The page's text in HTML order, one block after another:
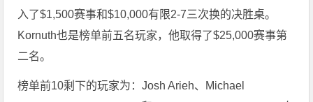
入了$1,500赛事和$10,000有限2-7三次换的决胜桌。
Kornuth也是榜单前五名玩家，他取得了$25,000赛事第
二名。
榜单前10剩下的玩家为：Josh Arieh、Michael